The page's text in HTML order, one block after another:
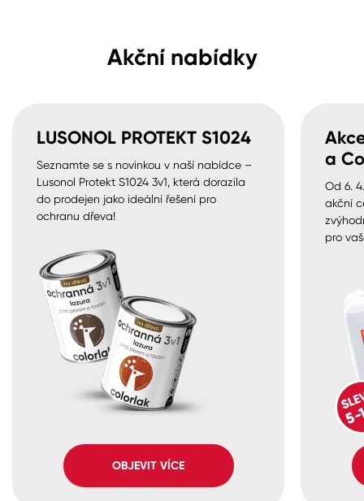
Akční nabídky
LUSONOL PROTEKT S1024
Seznamte se s novinkou v naší nabídce –
Lusonol Protekt S1024 3v1, která dorazila
do prodejen jako ideální řešení pro
ochranu dřeva!
OBJEVIT VÍCE
a
Od 6.
akční
pro